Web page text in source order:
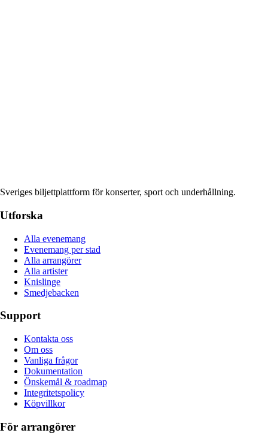
Sveriges biljettplattform för konserter, sport och underhållning.
Utforska
Alla evenemang
Evenemang per stad
Alla arrangörer
Alla artister
Knislinge
Smedjebacken
Support
Kontakta oss
Om oss
Vanliga frågor
Dokumentation
Önskemål & roadmap
Integritetspolicy
Köpvillkor
För arrangörer